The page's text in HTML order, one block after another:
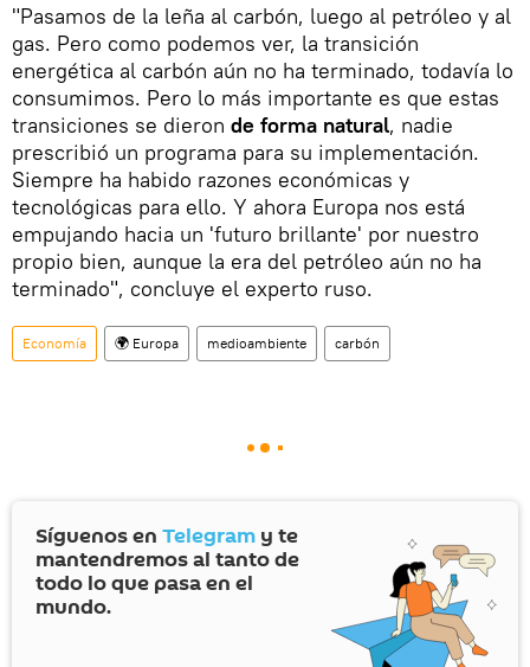
"Pasamos de la leña al carbón, luego al petróleo y al
gas. Pero como podemos ver, la transición
energética al carbón aún no ha terminado, todavía lo
consumimos. Pero lo más importante es que estas
transiciones se dieron de forma natural, nadie
prescribió un programa para su implementación.
Siempre ha habido razones económicas y
tecnológicas para ello. Y ahora Europa nos está
empujando hacia un 'futuro brillante' por nuestro
propio bien, aunque la era del petróleo aún no ha
terminado", concluye el experto ruso.
Economía 🌍 Europa medioambiente carbón
Síguenos en Telegram y te
mantendremos al tanto de
todo lo que pasa en el
mundo.